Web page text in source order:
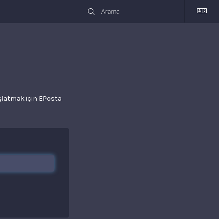
için EPosta